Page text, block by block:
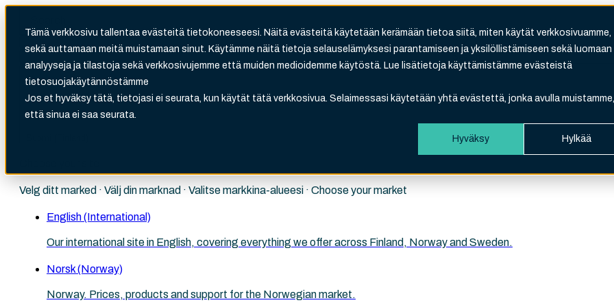
Tämä verkkosivu tallentaa evästeitä tietokoneeseesi. Näitä evästeitä käytetään kerämään tietoa siitä, miten käytät verkkosivuamme,
sekä auttamaan meitä muistamaan sinut. Käytämme näitä tietoja selauselämyksesi parantamiseen ja yksilöllistämiseen sekä luomaan
analyyseja ja tilastoja sekä verkkosivujemme että muiden medioidemme käytöstä. Lue lisätietoja käyttämistämme evästeistä
tietosuojakäytännöstämme
Jos et hyväksy tätä, tietojasi ei seurata, kun käytät tätä verkkosivua. Selaimessasi käytetään yhtä evästettä, jonka avulla muistamme,
että sinua ei saa seurata.
Hyväksy Hylkää
Search
There are no suggestions because the search field is empty.
Velg ditt marked · Välj din marknad · Valitse markkina-alueesi · Choose your market
English (International)
Our international site in English, covering everything we offer across Finland, Norway and Sweden.
Norsk (Norway)
Norway. Prices, products and support for the Norwegian market.